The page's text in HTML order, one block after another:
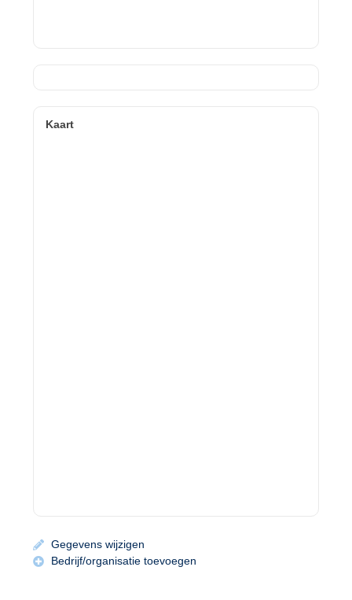
Kaart
Gegevens wijzigen
Bedrijf/organisatie toevoegen